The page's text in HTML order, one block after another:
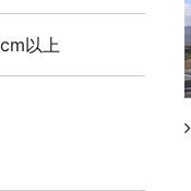
以上